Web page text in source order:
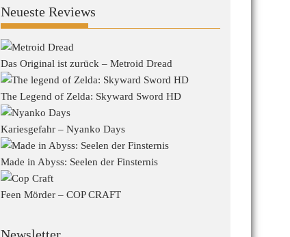
Neueste Reviews
Das Original ist zurück – Metroid Dread
The Legend of Zelda: Skyward Sword HD
Kariesgefahr – Nyanko Days
Made in Abyss: Seelen der Finsternis
Feen Mörder – COP CRAFT